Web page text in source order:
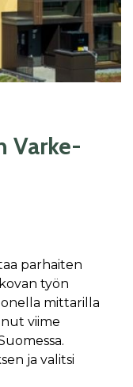
Varke-
parhaiten
työn
mittarilla
viime
ja valitsi